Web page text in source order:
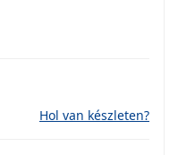
Hol van készleten?